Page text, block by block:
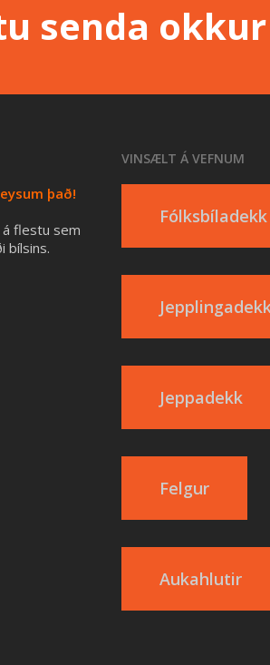
senda
það!
flestu sem
bílsins.
VINSÆLT Á VEFNUM
Fólksbíladekk
Jeppadekk
Felgur
Aukahlutir